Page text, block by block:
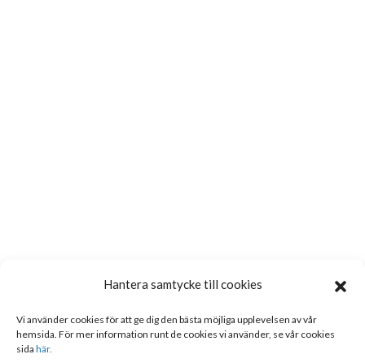
Hantera samtycke till cookies
Vi använder cookies för att ge dig den bästa möjliga upplevelsen av vår
hemsida. För mer information runt de cookies vi använder, se vår cookies
sida här.